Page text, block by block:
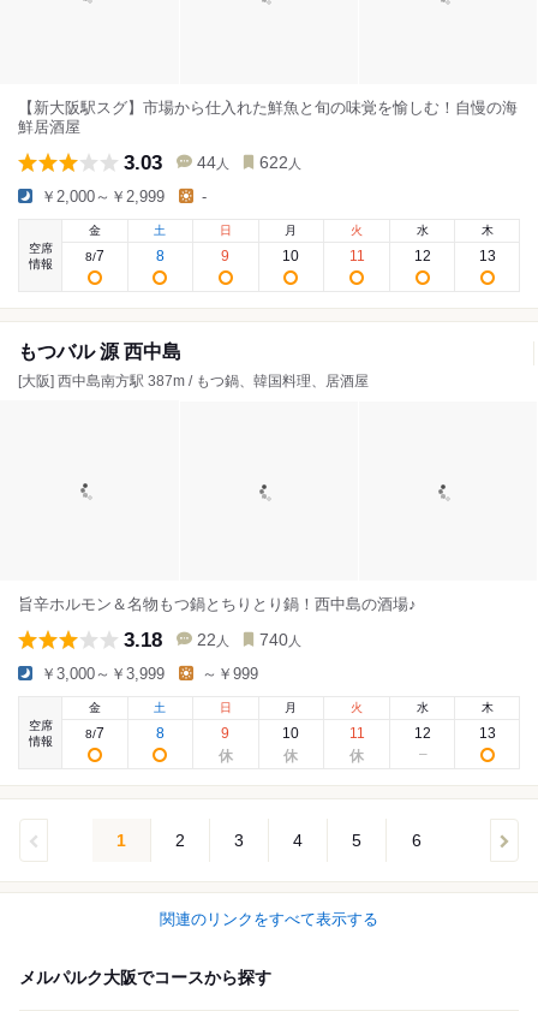
【新大阪駅スグ】市場から仕入れた鮮魚と旬の味覚を愉しむ！自慢の海
鮮居酒屋
3.03 44 人 622 人
￥2,000～￥2,999 -
空席
情報
金
8/7
土
8
日
9
月
10
火
11
水
12
木
13
もつバル 源 西中島
[大阪] 西中島南方駅 387m / もつ鍋、韓国料理、居酒屋
旨辛ホルモン＆名物もつ鍋とちりとり鍋！西中島の酒場♪
3.18 22 人 740 人
￥3,000～￥3,999 ～￥999
空席
情報
金
8/7
土
8
日
9
月
10
火
11
水
12
木
13
1 2 3 4 5 6
関連のリンクをすべて表示する
メルパルク大阪でコースから探す